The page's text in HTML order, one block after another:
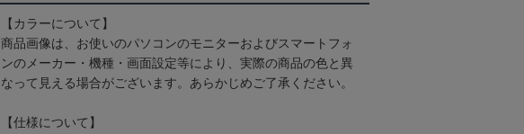
【カラーについて】
商品画像は、お使いのパソコンのモニターおよびスマートフォ
ンのメーカー・機種・画面設定等により、実際の商品の色と異
なって見える場合がございます。あらかじめご了承ください。
【仕様について】